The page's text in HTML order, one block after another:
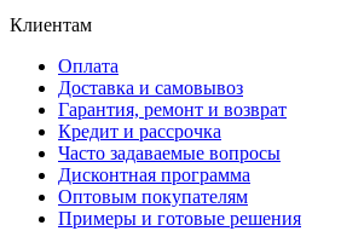
Клиентам
Оплата
Доставка и самовывоз
Гарантия, ремонт и возврат
Кредит и рассрочка
Часто задаваемые вопросы
Дисконтная программа
Оптовым покупателям
Примеры и готовые решения